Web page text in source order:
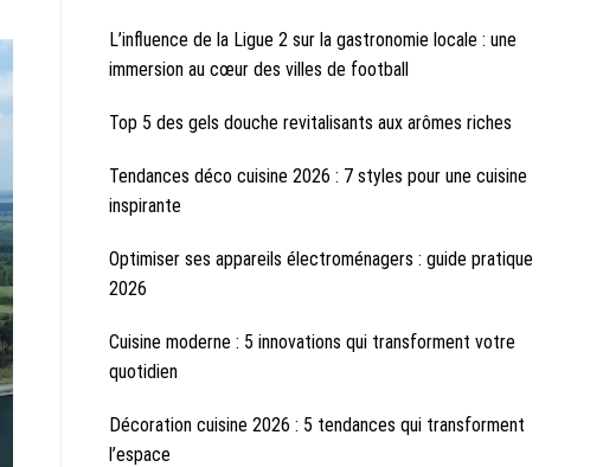
L’influence de la Ligue 2 sur la gastronomie locale : une
immersion au cœur des villes de football
Top 5 des gels douche revitalisants aux arômes riches
Tendances déco cuisine 2026 : 7 styles pour une cuisine
inspirante
Optimiser ses appareils électroménagers : guide pratique
2026
Cuisine moderne : 5 innovations qui transforment votre
quotidien
Décoration cuisine 2026 : 5 tendances qui transforment
l’espace